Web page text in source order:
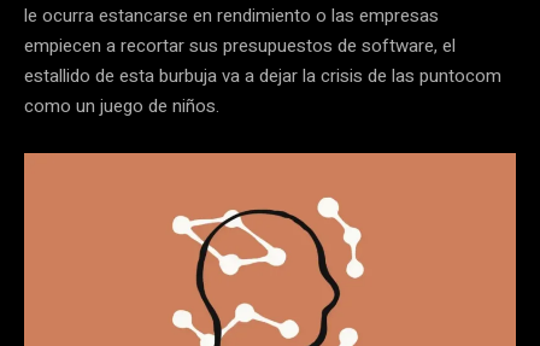
le ocurra estancarse en rendimiento o las empresas
empiecen a recortar sus presupuestos de software, el
estallido de esta burbuja va a dejar la crisis de las puntocom
como un juego de niños.